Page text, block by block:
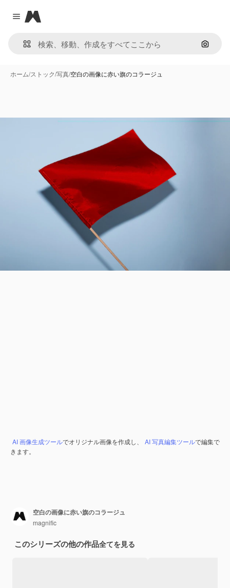
Close menu
Magnific
画像で
ホーム/ストック/写真/空白の画像に赤い旗のコラージュ
AI 画像生成ツールでオリジナル画像を作成し、 AI 写真編集ツールで編集で
きます。
空白の画像に赤い旗のコラージュ
magnific
このシリーズの他の作品全てを見る